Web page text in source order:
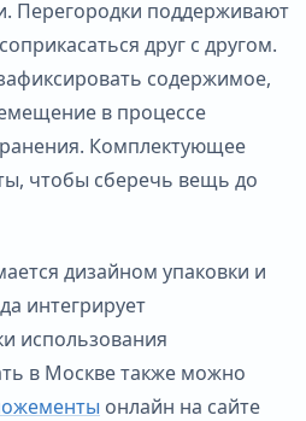
Перегородки поддерживают
друг с другом.
содержимое,
в процессе
Комплектующее
чтобы сберечь вещь до
дизайном упаковки и
интегрирует
использования
в Москве также можно
онлайн на сайте